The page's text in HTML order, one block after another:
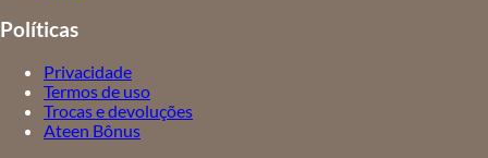
Políticas
Privacidade
Termos de uso
Trocas e devoluções
Ateen Bônus